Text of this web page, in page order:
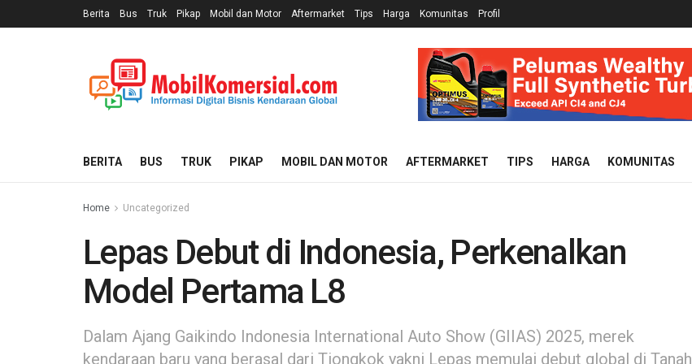
Berita Bus Truk Pikap Mobil dan Motor Aftermarket Tips Harga Komunitas Profil
BERITA BUS TRUK PIKAP MOBIL DAN MOTOR AFTERMARKET TIPS HARGA KOMUNITAS
Home Uncategorized
Lepas Debut di Indonesia, Perkenalkan
Model Pertama L8
Dalam Ajang Gaikindo Indonesia International Auto Show (GIIAS) 2025, merek
kendaraan baru yang berasal dari Tiongkok yakni Lepas memulai debut global di Tanah